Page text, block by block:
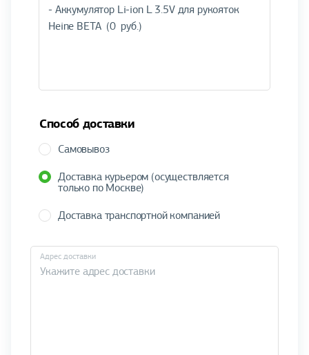
Способ доставки
Самовывоз
Доставка курьером (осуществляется
только по Москве)
Доставка транспортной компанией
Адрес доставки